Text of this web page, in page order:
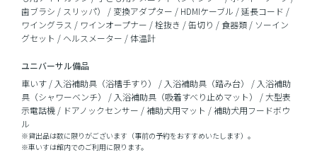
歯ブラシ / スリッパ） / 変換アダプター / HDMIケーブル / 延長コード /
ワイングラス / ワインオープナー / 栓抜き / 缶切り / 食器類 / ソーイン
グセット / ヘルスメーター / 体温計
ユニバーサル備品
車いす / 入浴補助具（浴槽手すり） / 入浴補助具（踏み台） / 入浴補助
具（シャワーベンチ） / 入浴補助具（吸着すべり止めマット） / 大型表
示電話機 / ドアノックセンサー / 補助犬用マット / 補助犬用フードボウ
ル
※貸出品は数に限りがございます（事前の予約をおすすめいたします）。
※車いすは館内でのご利用に限ります。